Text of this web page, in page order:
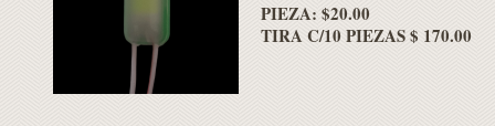
PIEZA: $20.00
TIRA C/10 PIEZAS $ 170.00